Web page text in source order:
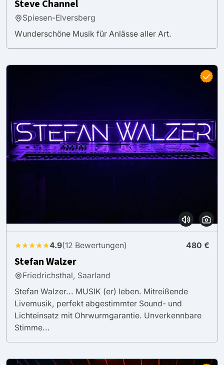
Steve Channel
Spiesen-Elversberg
Wunderschöne Musik für Anlässe aller Art.
★★★★★4.9(12 Bewertungen) 480 €
Stefan Walzer
Friedrichsthal, Saarland
Stefan Walzer... MUSIK (er) leben. Mitreißende
Livemusik, perfekt abgestimmter Sound- und
Lichteinsatz mit Ohrwurmgarantie. Unverkennbare
Stimme...